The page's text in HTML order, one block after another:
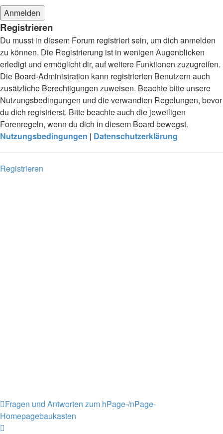
Registrieren
Du musst in diesem Forum registriert sein, um dich anmelden
zu können. Die Registrierung ist in wenigen Augenblicken
erledigt und ermöglicht dir, auf weitere Funktionen zuzugreifen.
Die Board-Administration kann registrierten Benutzern auch
zusätzliche Berechtigungen zuweisen. Beachte bitte unsere
Nutzungsbedingungen und die verwandten Regelungen, bevor
du dich registrierst. Bitte beachte auch die jeweiligen
Forenregeln, wenn du dich in diesem Board bewegst.
Nutzungsbedingungen | Datenschutzerklärung
Registrieren
Fragen und Antworten zum hPage-/nPage-
Homepagebaukasten